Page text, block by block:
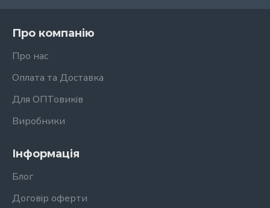
Про компанію
Про нас
Оплата та Доставка
Для ОПТовиків
Виробники
Інформація
Блог
Договір оферти